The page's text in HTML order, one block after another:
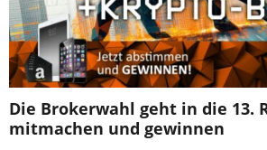
Die Brokerwahl geht in die 13.
mitmachen und gewinnen